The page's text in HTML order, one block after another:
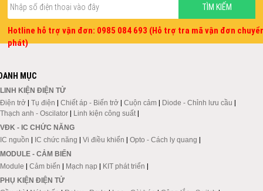
Hotline hỗ trợ vận đơn: 0985 084 693 (Hỗ trợ tra mã vận đơn
phát)
MỤC
LINH KIỆN ĐIỆN TỬ
Điện trở | Tụ điện | Chiết áp - Biến trở | Cuộn cảm | Diode - Chỉnh lưu cầu |
Thạch anh - Oscilator | Linh kiện công suất |
VĐK - IC CHỨC NĂNG
IC nguồn | IC chức năng | Vi điều khiển | Opto - Cách ly quang |
MODULE - CẢM BIẾN
Module | Cảm biến | Mạch nạp | KIT phát triển |
PHỤ KIỆN ĐIỆN TỬ